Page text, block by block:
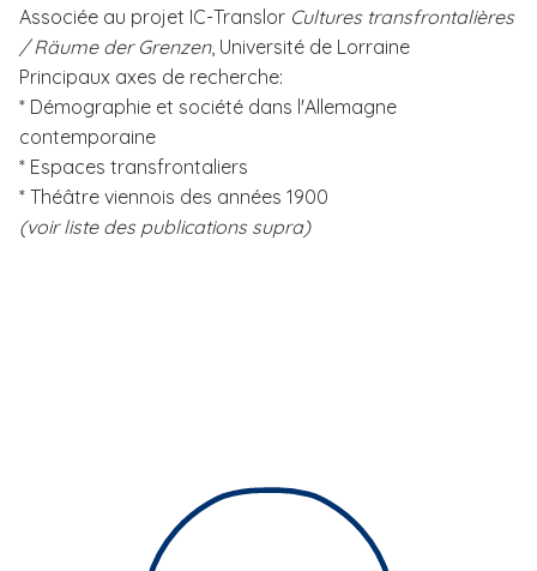
Associée au projet IC-Translor Cultures transfrontalières
/ Räume der Grenzen, Université de Lorraine
Principaux axes de recherche:
* Démographie et société dans l'Allemagne
contemporaine
* Espaces transfrontaliers
* Théâtre viennois des années 1900
(voir liste des publications supra)